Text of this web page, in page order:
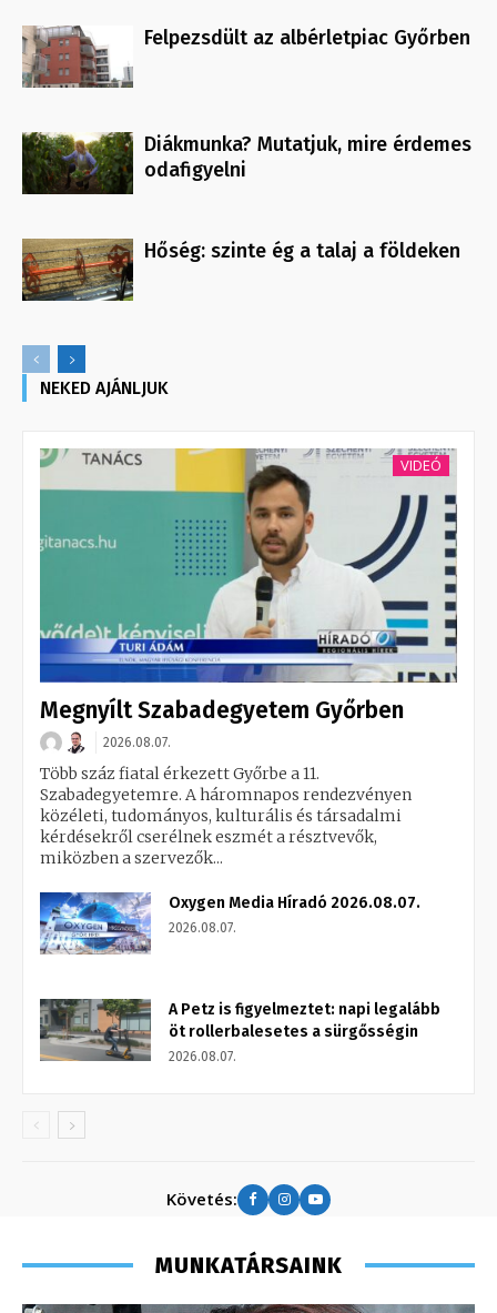
Felpezsdült az albérletpiac Győrben
Diákmunka? Mutatjuk, mire érdemes
odafigyelni
Hőség: szinte ég a talaj a földeken
NEKED AJÁNLJUK
VIDEÓ
Megnyílt Szabadegyetem Győrben
2026.08.07.
Több száz fiatal érkezett Győrbe a 11.
Szabadegyetemre. A háromnapos rendezvényen
közéleti, tudományos, kulturális és társadalmi
kérdésekről cserélnek eszmét a résztvevők,
miközben a szervezők...
Oxygen Media Híradó 2026.08.07.
2026.08.07.
A Petz is figyelmeztet: napi legalább
öt rollerbalesetes a sürgősségin
2026.08.07.
Követés:
MUNKATÁRSAINK